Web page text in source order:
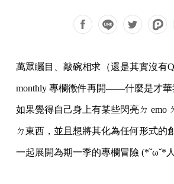
萬眾矚目、敲碗相求（還是其實沒有
monthly 專欄徵件再開——什麼是才華
如果覺得自己身上有某些閃亮ㄉ emo
ㄉ東西，並且想將其化為任何形式的
一起展開為期一季的專欄冒險 (*ˇωˇ*